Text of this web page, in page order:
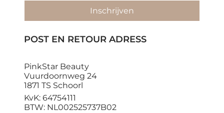
Inschrijven
POST EN RETOUR ADRESS
PinkStar Beauty
Vuurdoornweg 24
1871 TS Schoorl
KvK: 64754111
BTW: NL002525737B02